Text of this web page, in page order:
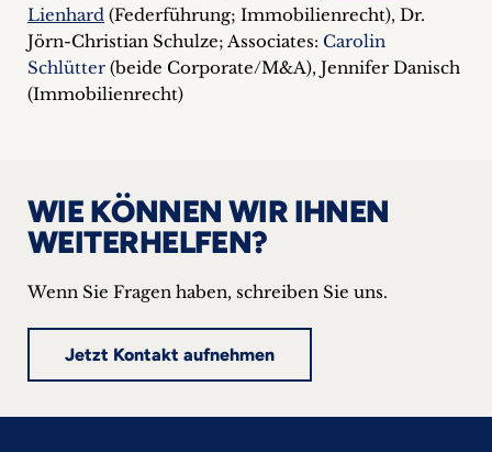
Lienhard (Federführung; Immobilienrecht), Dr.
Jörn-Christian Schulze; Associates: Carolin
Schlütter (beide Corporate/M&A), Jennifer Danisch
(Immobilienrecht)
WIE KÖNNEN WIR IHNEN
WEITERHELFEN?
Wenn Sie Fragen haben, schreiben Sie uns.
Jetzt Kontakt aufnehmen